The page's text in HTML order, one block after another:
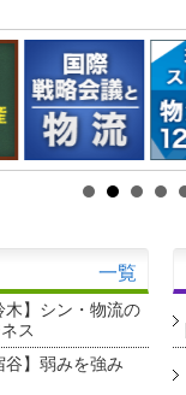
一覧
木】シン・物流の
ス
谷】弱みを強み